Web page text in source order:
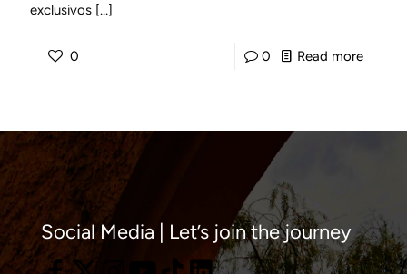
exclusivos […]
0 0 Read more-
Social Media | Let’s join the journey